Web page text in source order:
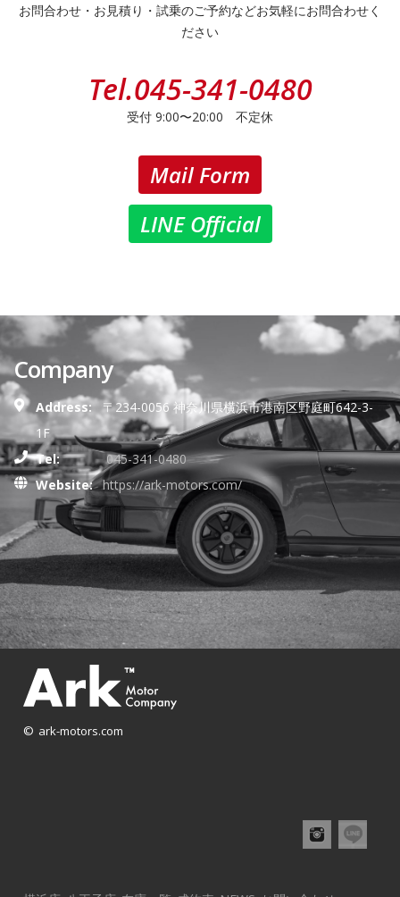
お問合わせ・お見積り・試乗のご予約などお気軽にお問合わせく
ださい
Tel.045-341-0480
受付 9:00〜20:00 不定休
Mail Form
LINE Official
Company
Address:
〒234-0056 神奈川県横浜市港南区野庭町642-3-
1F
Tel:
045-341-0480
Website: https://ark-motors.com/
© ark-motors.com